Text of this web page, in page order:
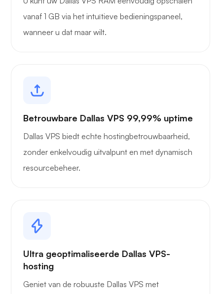
vanaf 1 GB via het intuïtieve bedieningspaneel,
wanneer u dat maar wilt.
Betrouwbare Dallas VPS 99,99% uptime
Dallas VPS biedt echte hostingbetrouwbaarheid,
zonder enkelvoudig uitvalpunt en met dynamisch
resourcebeheer.
Ultra geoptimaliseerde Dallas VPS-
hosting
Geniet van de robuuste Dallas VPS met